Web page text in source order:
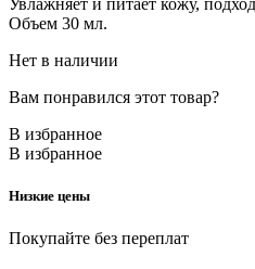
Объем 30 мл.
Нет в наличии
Вам понравился этот товар?
В избранное
В избранное
Низкие цены
Покупайте без переплат